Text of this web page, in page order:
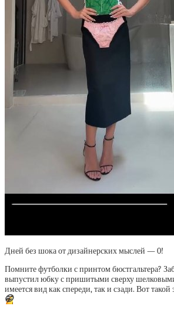
Дней без шока от дизайнерских мыслей — 0!
Помните футболки с принтом бюстгальтера?
выпустил юбку с пришитыми сверху
имеется вид как спереди, так и сзади. Вот
🤭